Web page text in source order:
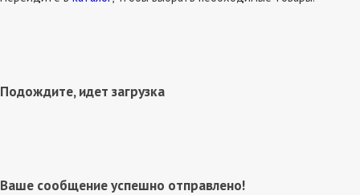
Подождите, идет загрузка
Ваше сообщение успешно отправлено!